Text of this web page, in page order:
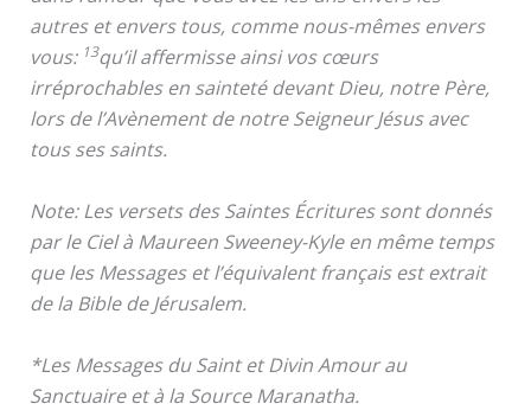
autres et envers tous, comme nous-mêmes envers
vous: 13qu’il affermisse ainsi vos cœurs
irréprochables en sainteté devant Dieu, notre Père,
lors de l’Avènement de notre Seigneur Jésus avec
tous ses saints.
Note: Les versets des Saintes Écritures sont donnés
par le Ciel à Maureen Sweeney-Kyle en même temps
que les Messages et l’équivalent français est extrait
de la Bible de Jérusalem.
*Les Messages du Saint et Divin Amour au
Sanctuaire et à la Source Maranatha.